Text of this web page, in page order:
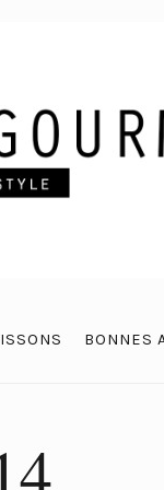
BONNES